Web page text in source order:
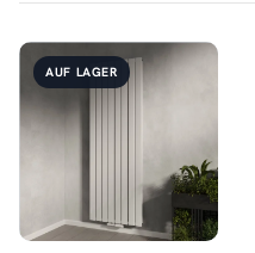
AUF LAGER